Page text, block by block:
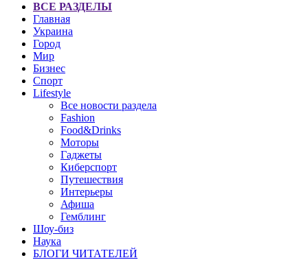
ВСЕ РАЗДЕЛЫ
Главная
Украина
Город
Мир
Бизнес
Спорт
Lifestyle
Все новости раздела
Fashion
Food&Drinks
Моторы
Гаджеты
Киберспорт
Путешествия
Интерьеры
Афиша
Гемблинг
Шоу-биз
Наука
БЛОГИ ЧИТАТЕЛЕЙ